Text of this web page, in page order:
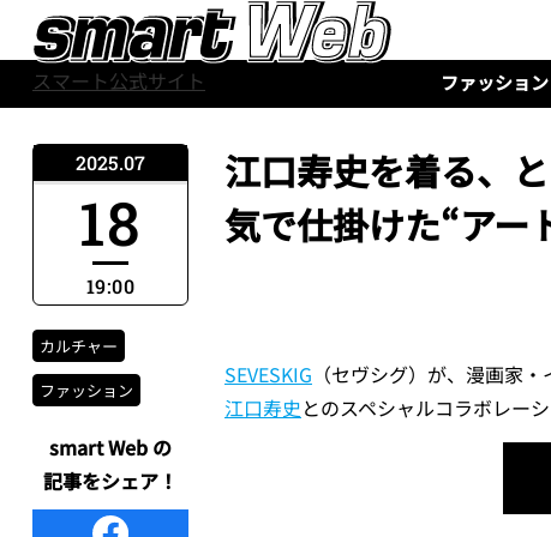
スマート公式サイト
ファッション
江口寿史を着る、
気で仕掛けた“アー
SEVESKIG （セヴシグ）が、漫画家
江口寿史とのスペシャルコラボレー
2025.07
18
19:00
カルチャー
ファッション
smart Web の
記事をシェア！